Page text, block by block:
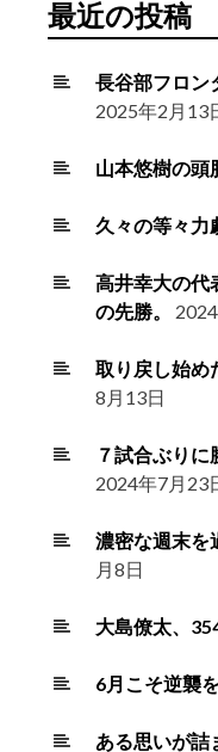
最近の投稿
長谷部フロン
2025年2月13
山本悠樹の頭
久々の等々力
高井幸大の代
の先勝。
取り戻し始め
8月13日
７試合ぶりに
2024年7月23
濃密な週末を
月8日
大島僚太、
6月こそ逆襲を
ある思いが詰